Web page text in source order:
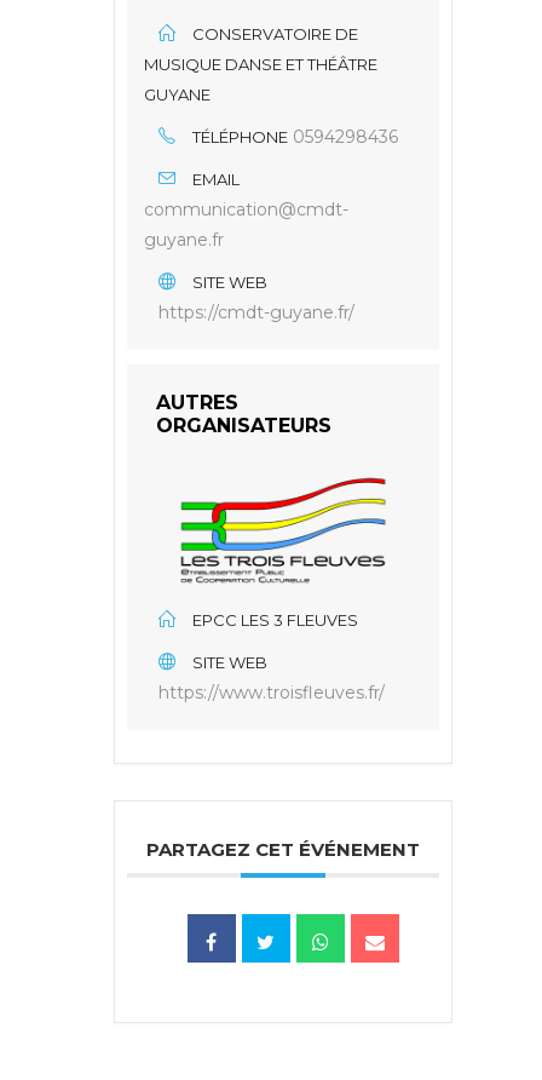
CONSERVATOIRE DE
MUSIQUE DANSE ET THÉÂTRE
GUYANE
TÉLÉPHONE 0594298436
EMAIL
communication@cmdt-
guyane.fr
SITE WEB
https://cmdt-guyane.fr/
AUTRES
ORGANISATEURS
EPCC LES 3 FLEUVES
SITE WEB
https://www.troisfleuves.fr/
PARTAGEZ CET ÉVÉNEMENT